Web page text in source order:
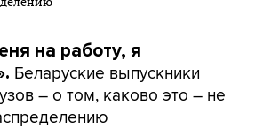
на работу, я
Беларуские выпускники
– о том, каково это – не